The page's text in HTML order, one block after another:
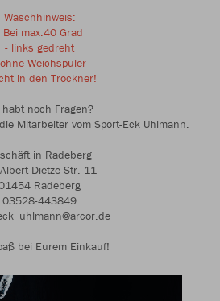
Waschhinweis:
Bei max.40 Grad
- links gedreht
Weichspüler
in den Trockner!
noch Fragen?
Mitarbeiter vom Sport-Eck Uhlmann.
in Radeberg
Dietze-Str. 11
Radeberg
03528-443849
bei Eurem Einkauf!